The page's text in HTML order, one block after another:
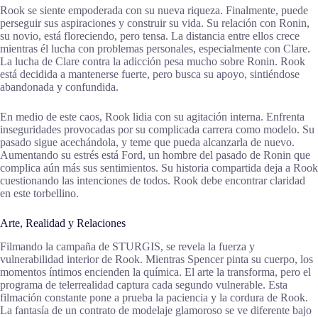
Rook se siente empoderada con su nueva riqueza. Finalmente, puede
perseguir sus aspiraciones y construir su vida. Su relación con Ronin,
su novio, está floreciendo, pero tensa. La distancia entre ellos crece
mientras él lucha con problemas personales, especialmente con Clare.
La lucha de Clare contra la adicción pesa mucho sobre Ronin. Rook
está decidida a mantenerse fuerte, pero busca su apoyo, sintiéndose
abandonada y confundida.
En medio de este caos, Rook lidia con su agitación interna. Enfrenta
inseguridades provocadas por su complicada carrera como modelo. Su
pasado sigue acechándola, y teme que pueda alcanzarla de nuevo.
Aumentando su estrés está Ford, un hombre del pasado de Ronin que
complica aún más sus sentimientos. Su historia compartida deja a Rook
cuestionando las intenciones de todos. Rook debe encontrar claridad
en este torbellino.
Arte, Realidad y Relaciones
Filmando la campaña de STURGIS, se revela la fuerza y
vulnerabilidad interior de Rook. Mientras Spencer pinta su cuerpo, los
momentos íntimos encienden la química. El arte la transforma, pero el
programa de telerrealidad captura cada segundo vulnerable. Esta
filmación constante pone a prueba la paciencia y la cordura de Rook.
La fantasía de un contrato de modelaje glamoroso se ve diferente bajo